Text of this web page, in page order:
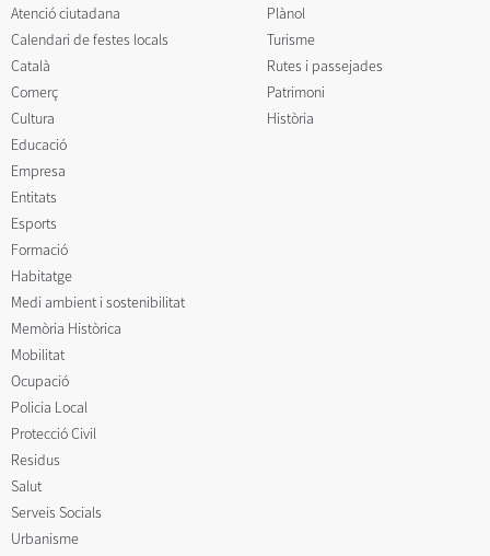
Atenció ciutadana
Calendari de festes locals
Català
Comerç
Cultura
Educació
Empresa
Entitats
Esports
Formació
Habitatge
Medi ambient i sostenibilitat
Memòria Històrica
Mobilitat
Ocupació
Policia Local
Protecció Civil
Residus
Salut
Serveis Socials
Urbanisme
Plànol
Turisme
Rutes i passejades
Patrimoni
Història